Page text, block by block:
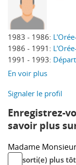
1983 - 1986:
1986 - 1991:
1991 - 1993:
En voir plus
Signaler le profil
Enregistrez-
savoir plus
Madame
sorti(e) plus